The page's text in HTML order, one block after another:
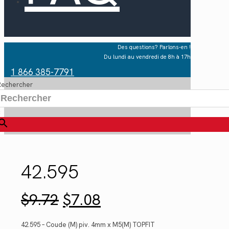
Des questions? Parlons-en !
Du lundi au vendredi de 8h à 17h
1 866 385-7791
42.595
$9.72 Le
prix
initial
$7.08prix
actuel
42.595 – Coude (M) piv. 4mm x M5(M) TOPFIT